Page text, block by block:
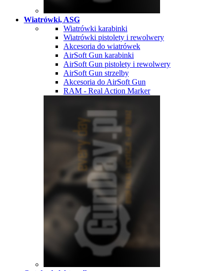
Wiatrówki, ASG
Wiatrówki karabinki
Wiatrówki pistolety i rewolwery
Akcesoria do wiatrówek
AirSoft Gun karabinki
AirSoft Gun pistolety i rewolwery
AirSoft Gun strzelby
Akcesoria do AirSoft Gun
RAM - Real Action Marker